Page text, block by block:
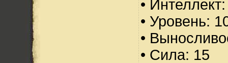
•
• Уровень:
•
• Сила: 15